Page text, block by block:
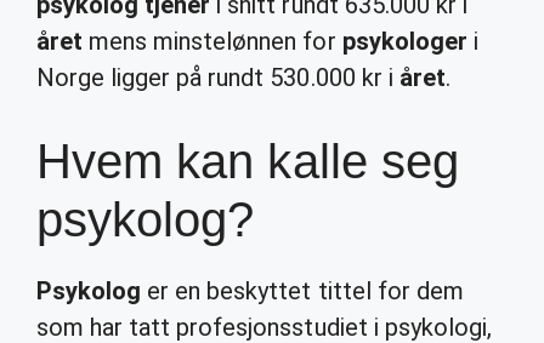
året mens minstelønnen for psykologer i
Norge ligger på rundt 530.000 kr i året.
Hvem kan kalle seg
psykolog?
Psykolog er en beskyttet tittel for dem
som har tatt profesjonsstudiet i psykologi,